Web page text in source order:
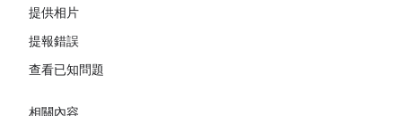
提供相片
提報錯誤
查看已知問題
相關內容